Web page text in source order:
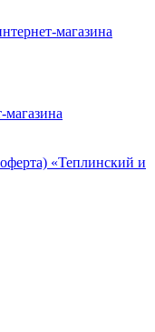
магазина
магазина
«Теплинский и